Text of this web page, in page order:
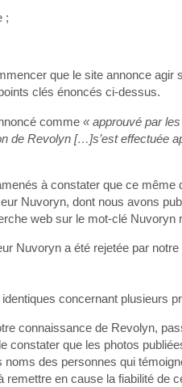
;
que le site annonce
clés énoncés ci-dessus.
comme « approuvé par
de Revolyn […]s’est effectuée
à constater que ce
Nuvoryn, dont nous avons
web sur le mot-clé
Nuvoryn a été rejetée par
concernant plusieurs
connaissance de Revolyn,
constater que les photos
noms des personnes qui
remettre en cause la fiabilité de